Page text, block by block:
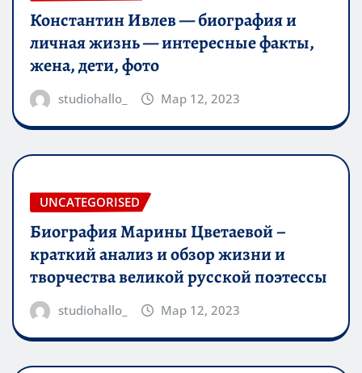
Константин Ивлев — биография и
личная жизнь — интересные факты,
жена, дети, фото
studiohallo_ Мар 12, 2023
UNCATEGORISED
Биография Марины Цветаевой –
краткий анализ и обзор жизни и
творчества великой русской поэтессы
studiohallo_ Мар 12, 2023